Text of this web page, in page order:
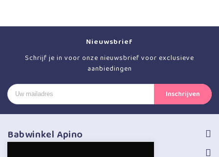
Nieuwsbrief
Schrijf je in voor onze nieuwsbrief voor exclusieve
aanbiedingen
Babwinkel Apino